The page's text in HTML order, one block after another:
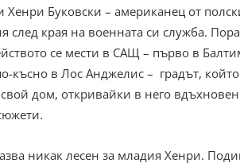
Хенри Буковски – американец от
след края на военната си служба.
се мести в САЩ – първо в
късно в Лос Анджелис – градът,
дом, откривайки в него
никак лесен за младия Хенри.